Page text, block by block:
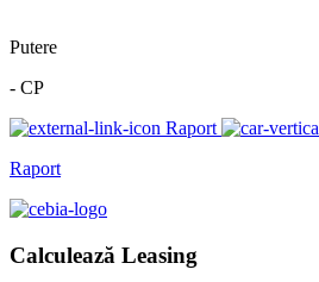
Putere
- CP
Raport
Raport
Calculează Leasing